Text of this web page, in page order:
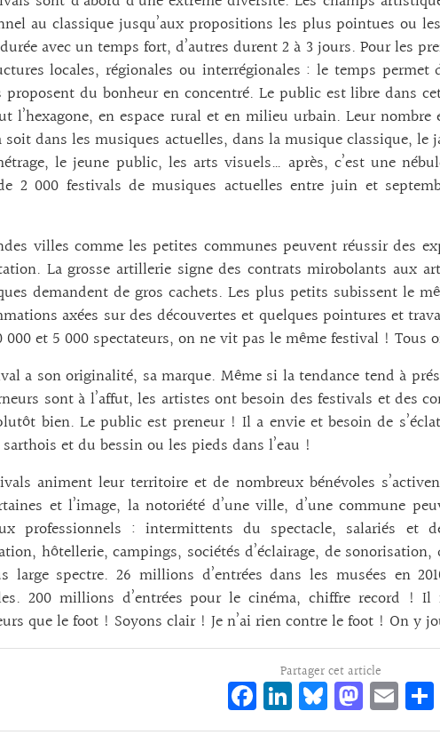
au classique jusqu’aux propositions les plus pointues ou
avec un temps fort, d’autres durent 2 à 3 jours. Pour les
locales, régionales ou interrégionales : le temps permet
proposent du bonheur en concentré. Le public est libre dans
l’hexagone, en espace rural et en milieu urbain. Leur
soit dans les musiques actuelles, dans la musique classique, le
le jeune public, les arts visuels… après, c’est une
2 000 festivals de musiques actuelles entre juin et
villes comme les petites communes peuvent réussir des
La grosse artillerie signe des contrats mirobolants aux
demandent de gros cachets. Les plus petits subissent le
axées sur des découvertes et quelques pointures et
000 et 5 000 spectateurs, on ne vit pas le même festival ! Tous
a son originalité, sa marque. Même si la tendance tend à
sont à l’affut, les artistes ont besoin des festivals et des
bien. Le public est preneur ! Il a envie et besoin de
et du bessin ou les pieds dans l’eau !
animent leur territoire et de nombreux bénévoles
et l’image, la notoriété d’une ville, d’une commune
professionnels : intermittents du spectacle, salariés et
hôtellerie, campings, sociétés d’éclairage, de
large spectre. 26 millions d’entrées dans les musées en
200 millions d’entrées pour le cinéma, chiffre record
que le foot ! Soyons clair ! Je n’ai rien contre le foot ! On y
Partager cet article
Fa
ce
Li
n
Bl
ue
M
as
E
m